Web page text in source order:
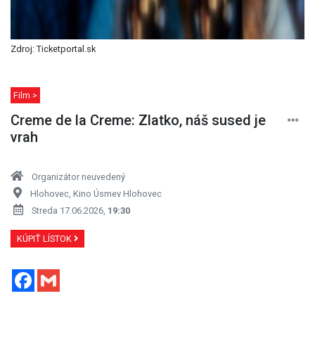
Zdroj: Ticketportal.sk
Film >
Creme de la Creme: Zlatko, náš sused je
vrah
Organizátor neuvedený
Hlohovec, Kino Úsmev Hlohovec
Streda 17.06.2026, 19:30
KÚPIŤ LÍSTOK
Facebook